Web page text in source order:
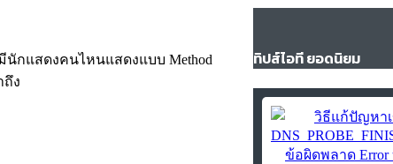
นักแสดงคนไหนแสดงแบบ Method
ถึง
ทิปส์ไอที ยอดนิยม